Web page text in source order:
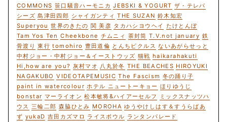
COMMONS 笹口騒音ハーモニカ JEBSKI & YOGURT ザ・テレパ
シーズ 島津田四郎 シャイガンティ THE SUZAN 鈴木知宏
Superyou 世界のきたの 関 美彦 タカハシヨウヘイ たけとんぼ
Tam Yos Ten Cheekbone チムニィ 茶封筒 T.V.not january 鉄
骨渡り 東行 tomohiro 豊田道倫 とんちピクルス ないあがらせっと
中村ジョー・中村ジョー＆イーストウッズ 猫戦 haikarahakuti
Hi,how are you? 灰村マオ 八丸於冬 THE BEACHES HIROYUKI
NAGAKUBO VIDEOTAPEMUSIC The Fascism 冬の踊り子
paint in watercolour ホテル ニュートーキョー ほりゆうじ
bonstar マーライオン 松本敏将&ハイアーセルフ
ミックスナッツハ
ウス 三輪二郎 森脇ひとみ MOROHA ゆうやけしはす＆すうらばあ
ず yukaD 吉田カズマロ ライスボウル ランタンパレード